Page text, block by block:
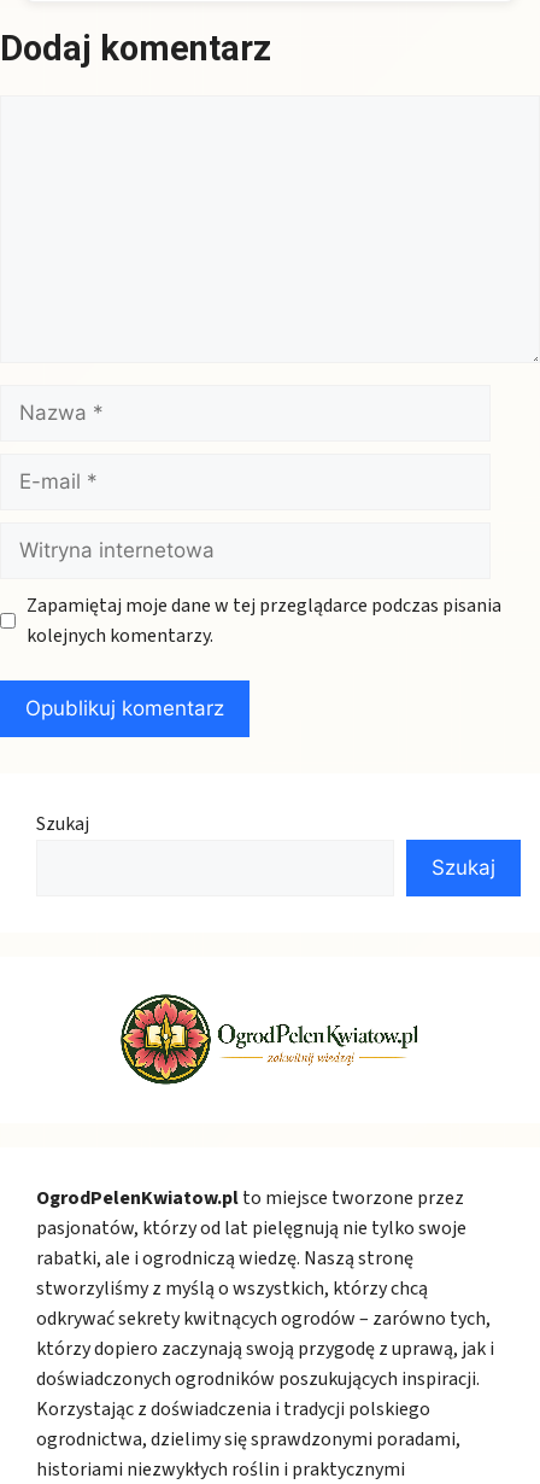
Dodaj komentarz
Nazwa
mail
Witryna
internetowa
Zapamiętaj moje dane w tej przeglądarce podczas pisania
kolejnych komentarzy.
Szukaj
Szukaj
OgrodPelenKwiatow.plto miejsce tworzone przez
pasjonatów, którzy od lat pielęgnują nie tylko swoje
rabatki, ale i ogrodniczą wiedzę. Naszą stronę
stworzyliśmy z myślą o wszystkich, którzy chcą
odkrywać sekrety kwitnących ogrodów – zarówno tych,
którzy dopiero zaczynają swoją przygodę z uprawą, jak i
doświadczonych ogrodników poszukujących inspiracji.
Korzystając z doświadczenia i tradycji polskiego
ogrodnictwa, dzielimy się sprawdzonymi poradami,
historiami niezwykłych roślin i praktycznymi